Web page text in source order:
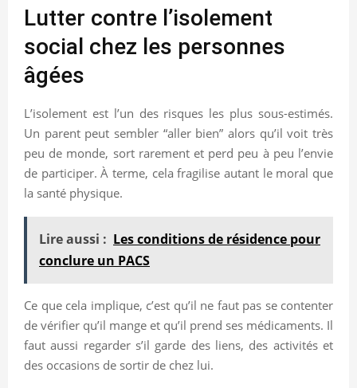
Lutter contre l’isolement
social chez les personnes
âgées
L’isolement est l’un des risques les plus sous-estimés.
Un parent peut sembler “aller bien” alors qu’il voit très
peu de monde, sort rarement et perd peu à peu l’envie
de participer. À terme, cela fragilise autant le moral que
la santé physique.
Lire aussi : Les conditions de résidence pour
conclure un PACS
Ce que cela implique, c’est qu’il ne faut pas se contenter
de vérifier qu’il mange et qu’il prend ses médicaments. Il
faut aussi regarder s’il garde des liens, des activités et
des occasions de sortir de chez lui.